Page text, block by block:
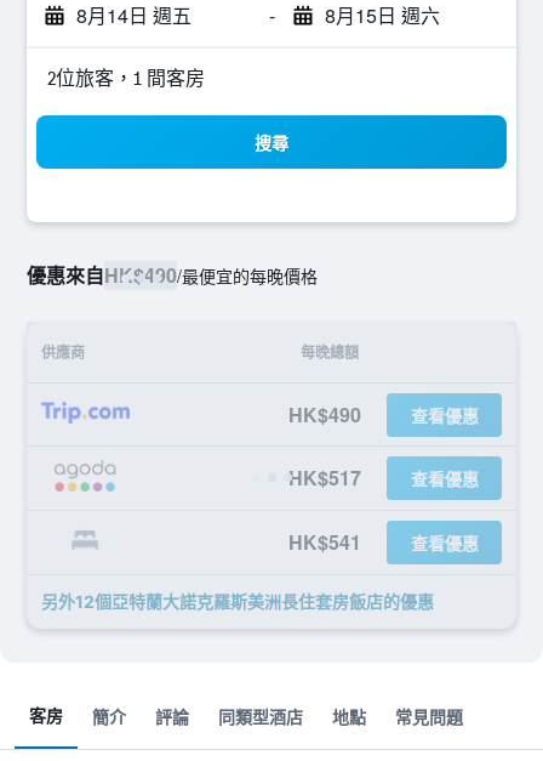
8月14日 週五 - 8月15日 週六
2位旅客，1 間客房
搜尋
優惠來自HK$490/最便宜的每晚價格
供應商 每晚總額
HK$490 查看優惠
HK$517 查看優惠
HK$541 查看優惠
另外12個亞特蘭大諾克羅斯美洲長住套房飯店​的優惠
客房 簡介 評論 同類型酒店 地點 常見問題